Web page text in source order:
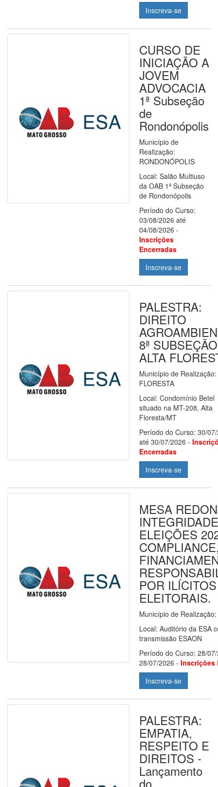
Inscreva-se
CURSO DE
INICIAÇÃO A
JOVEM
ADVOCACIA
1ª Subseção
de
Rondonópolis
Município de
Realização:
RONDONÓPOLIS
Local: Salão Multiuso
da OAB 1ª Subseção
de Rondonópolis
Período do Curso:
03/08/2026 até
04/08/2026 -
Inscrições
Encerradas
Inscreva-se
PALESTRA:
DIREITO
8ª
ALTA
Município de Realização:
FLORESTA
Local: Condomínio Betel
situado na MT-208, Alta
Floresta/MT
Período do Curso: 30/
até 30/07/2026 -
Encerradas
Inscreva-se
MESA
ELEIÇÕES
POR ILÍCITOS
ELEITORAIS.
Município de
Local: Auditório da ESA
transmissão ESAON
Período do Curso: 28/
28/07/2026 - Inscrições
Inscreva-se
PALESTRA:
EMPATIA,
RESPEITO E
DIREITOS -
Lançamento
do